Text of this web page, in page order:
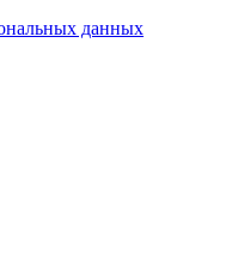
данных